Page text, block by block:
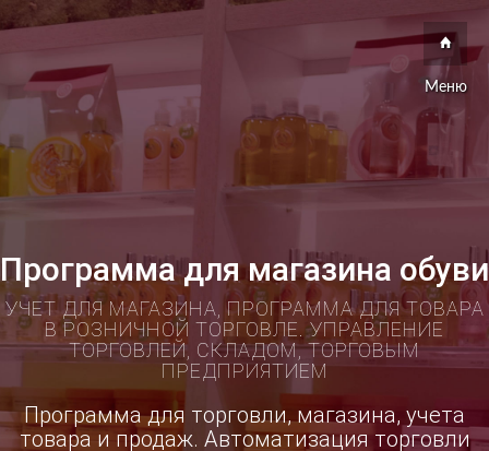
Меню
Программа для магазина обуви
УЧЕТ ДЛЯ МАГАЗИНА, ПРОГРАММА ДЛЯ ТОВАРА
В РОЗНИЧНОЙ ТОРГОВЛЕ. УПРАВЛЕНИЕ
ТОРГОВЛЕЙ, СКЛАДОМ, ТОРГОВЫМ
ПРЕДПРИЯТИЕМ
Программа для торговли, магазина, учета
товара и продаж. Автоматизация торговли